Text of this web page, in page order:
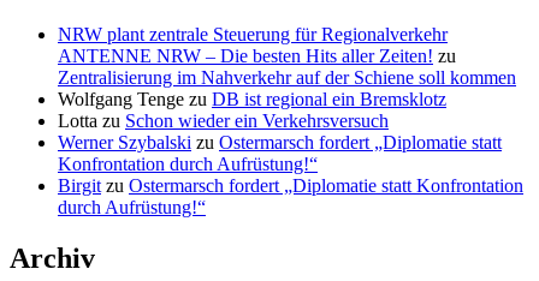
NRW plant zentrale Steuerung für Regionalverkehr
ANTENNE NRW – Die besten Hits aller Zeiten! zu
Zentralisierung im Nahverkehr auf der Schiene soll kommen
Wolfgang Tenge zu DB ist regional ein Bremsklotz
Lotta zu Schon wieder ein Verkehrsversuch
Werner Szybalski zu Ostermarsch fordert „Diplomatie statt
Konfrontation durch Aufrüstung!“
Birgit zu Ostermarsch fordert „Diplomatie statt Konfrontation
durch Aufrüstung!“
Archiv